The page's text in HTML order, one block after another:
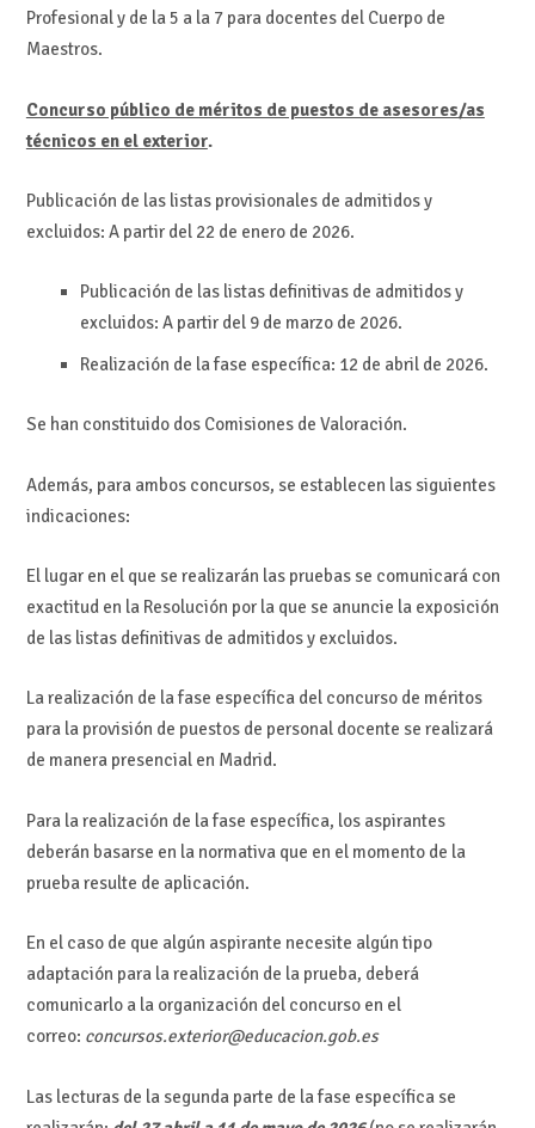
Profesional y de la 5 a la 7 para docentes del Cuerpo de
Maestros.
Concurso público de méritos de puestos de asesores/as
técnicos en el exterior.
Publicación de las listas provisionales de admitidos y
excluidos: A partir del 22 de enero de 2026.
Publicación de las listas definitivas de admitidos y
excluidos: A partir del 9 de marzo de 2026.
Realización de la fase específica: 12 de abril de 2026.
Se han constituido dos Comisiones de Valoración.
Además, para ambos concursos, se establecen las siguientes
indicaciones:
El lugar en el que se realizarán las pruebas se comunicará con
exactitud en la Resolución por la que se anuncie la exposición
de las listas definitivas de admitidos y excluidos.
La realización de la fase específica del concurso de méritos
para la provisión de puestos de personal docente se realizará
de manera presencial en Madrid.
Para la realización de la fase específica, los aspirantes
deberán basarse en la normativa que en el momento de la
prueba resulte de aplicación.
En el caso de que algún aspirante necesite algún tipo
adaptación para la realización de la prueba, deberá
comunicarlo a la organización del concurso en el
correo: concursos.exterior@educacion.gob.es
Las lecturas de la segunda parte de la fase específica se